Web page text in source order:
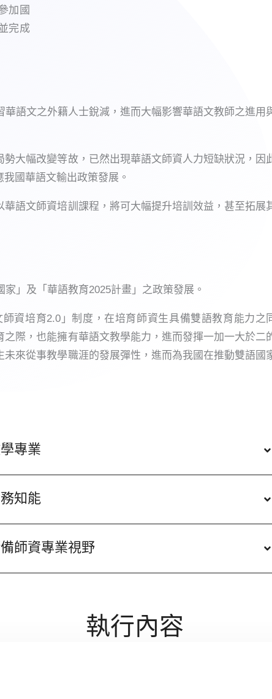
加國
完成
語文之外籍人士銳減，進而大幅影響華語文教師之進用
大幅改變等故，已然出現華語文師資人力短缺狀況，因
國華語文輸出政策發展。
語文師資培訓課程，將可大幅提升培訓效益，甚至拓展
」及「華語教育2025計畫」之政策發展。
資培育2.0」制度，在培育師資生具備雙語教育能力之
際，也能擁有華語文教學能力，進而發揮一加一大於二
來從事教學職涯的發展彈性，進而為我國在推動雙語國
專業
知能
師資專業視野
執行內容